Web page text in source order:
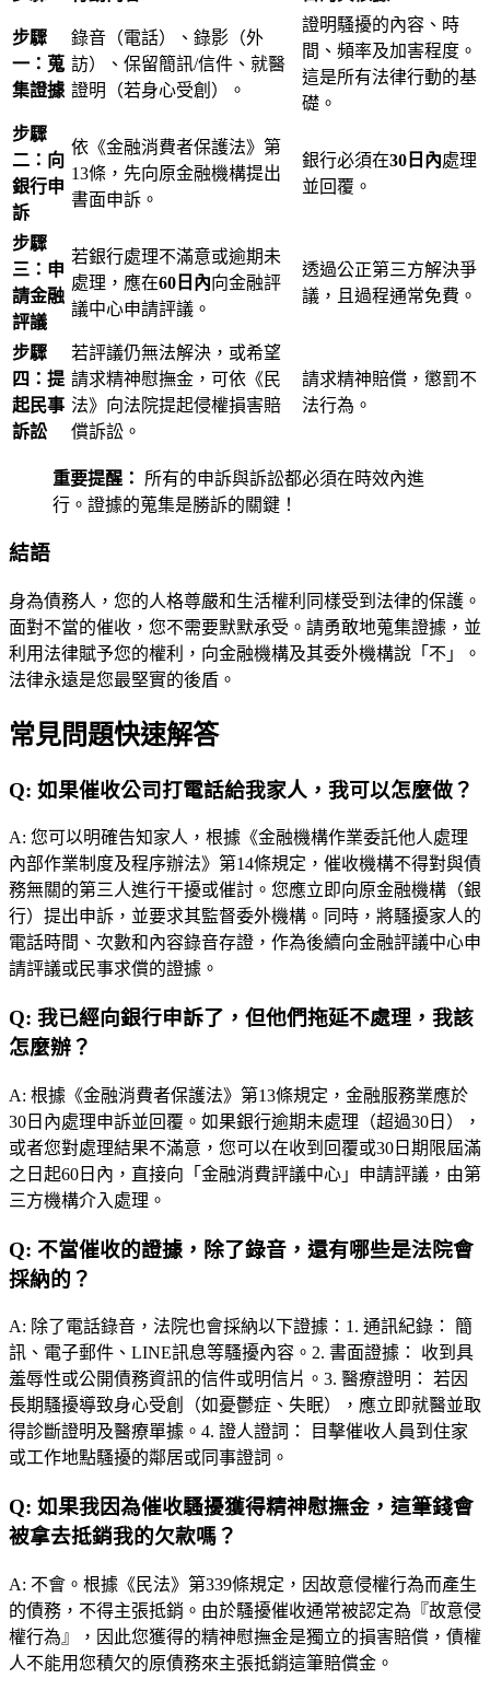
步驟
一：蒐
集證據
錄音（電話）、錄影（外
訪）、保留簡訊/信件、就醫
證明（若身心受創）。
證明騷擾的內容、時
間、頻率及加害程度。
這是所有法律行動的基
礎。
步驟
二：向
銀行申
訴
依《金融消費者保護法》第
13條，先向原金融機構提出
書面申訴。
銀行必須在30日內處理
並回覆。
步驟
三：申
請金融
評議
若銀行處理不滿意或逾期未
處理，應在60日內向金融評
議中心申請評議。
透過公正第三方解決爭
議，且過程通常免費。
步驟
四：提
起民事
訴訟
若評議仍無法解決，或希望
請求精神慰撫金，可依《民
法》向法院提起侵權損害賠
償訴訟。
請求精神賠償，懲罰不
法行為。
重要提醒：
所有的申訴與訴訟都必須在時效內進
行。證據的蒐集是勝訴的關鍵！
結語
身為債務人，您的人格尊嚴和生活權利同樣受到法律的保護。
面對不當的催收，您不需要默默承受。請勇敢地蒐集證據，並
利用法律賦予您的權利，向金融機構及其委外機構說「不」。
法律永遠是您最堅實的後盾。
常見問題快速解答
Q: 如果催收公司打電話給我家人，我可以怎麼做？
A: 您可以明確告知家人，根據《金融機構作業委託他人處理
內部作業制度及程序辦法》第14條規定，催收機構不得對與債
務無關的第三人進行干擾或催討。您應立即向原金融機構（銀
行）提出申訴，並要求其監督委外機構。同時，將騷擾家人的
電話時間、次數和內容錄音存證，作為後續向金融評議中心申
請評議或民事求償的證據。
Q: 我已經向銀行申訴了，但他們拖延不處理，我該
怎麼辦？
A: 根據《金融消費者保護法》第13條規定，金融服務業應於
30日內處理申訴並回覆。如果銀行逾期未處理（超過30日），
或者您對處理結果不滿意，您可以在收到回覆或30日期限屆滿
之日起60日內，直接向「金融消費評議中心」申請評議，由第
三方機構介入處理。
Q: 不當催收的證據，除了錄音，還有哪些是法院會
採納的？
A: 除了電話錄音，法院也會採納以下證據：1. 通訊紀錄： 簡
訊、電子郵件、LINE訊息等騷擾內容。2. 書面證據： 收到具
羞辱性或公開債務資訊的信件或明信片。3. 醫療證明： 若因
長期騷擾導致身心受創（如憂鬱症、失眠），應立即就醫並取
得診斷證明及醫療單據。4. 證人證詞： 目擊催收人員到住家
或工作地點騷擾的鄰居或同事證詞。
Q: 如果我因為催收騷擾獲得精神慰撫金，這筆錢會
被拿去抵銷我的欠款嗎？
A: 不會。根據《民法》第339條規定，因故意侵權行為而產生
的債務，不得主張抵銷。由於騷擾催收通常被認定為『故意侵
權行為』，因此您獲得的精神慰撫金是獨立的損害賠償，債權
人不能用您積欠的原債務來主張抵銷這筆賠償金。